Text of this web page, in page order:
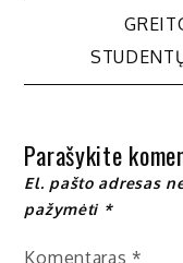
tarp
įrašų
Parašykite
El. pašto adresas
pažymėti *
Komentaras *